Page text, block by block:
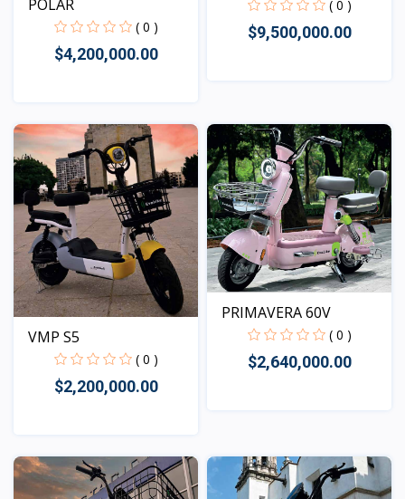
POLAR
( 0 )
$4,200,000.00
Vista
( 0 )
$9,500,000.00
VMP S5
( 0 )
$2,200,000.00
Vista
PRIMAVERA 60V
( 0 )
$2,640,000.00